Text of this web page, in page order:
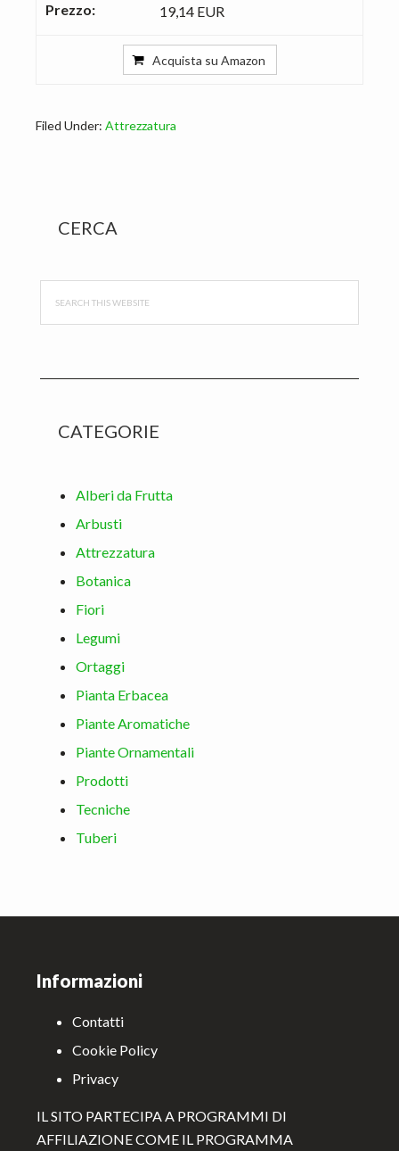
19,14 EUR
Acquista su Amazon
Filed Under: Attrezzatura
Primary
CERCA
CATEGORIE
Alberi da Frutta
Arbusti
Attrezzatura
Botanica
Fiori
Legumi
Ortaggi
Pianta Erbacea
Piante Aromatiche
Piante Ornamentali
Prodotti
Tecniche
Tuberi
Informazioni
Contatti
Cookie Policy
Privacy
IL SITO PARTECIPA A PROGRAMMI DI
AFFILIAZIONE COME IL PROGRAMMA